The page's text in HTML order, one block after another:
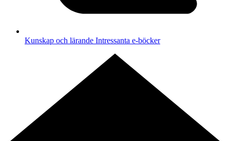
Kunskap och lärande Intressanta e-böcker